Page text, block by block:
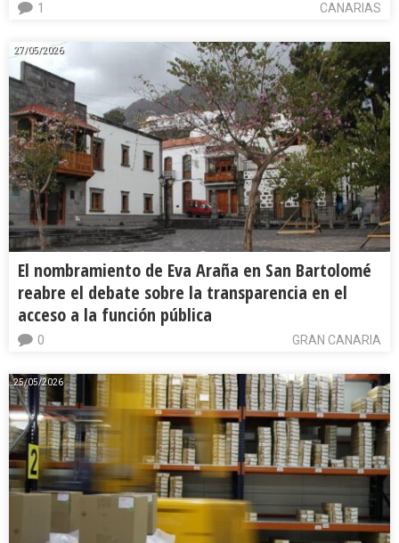
CANARIAS
1
27/05/2026
El nombramiento de Eva Araña en San Bartolomé
reabre el debate sobre la transparencia en el
acceso a la función pública
GRAN CANARIA
0
25/05/2026